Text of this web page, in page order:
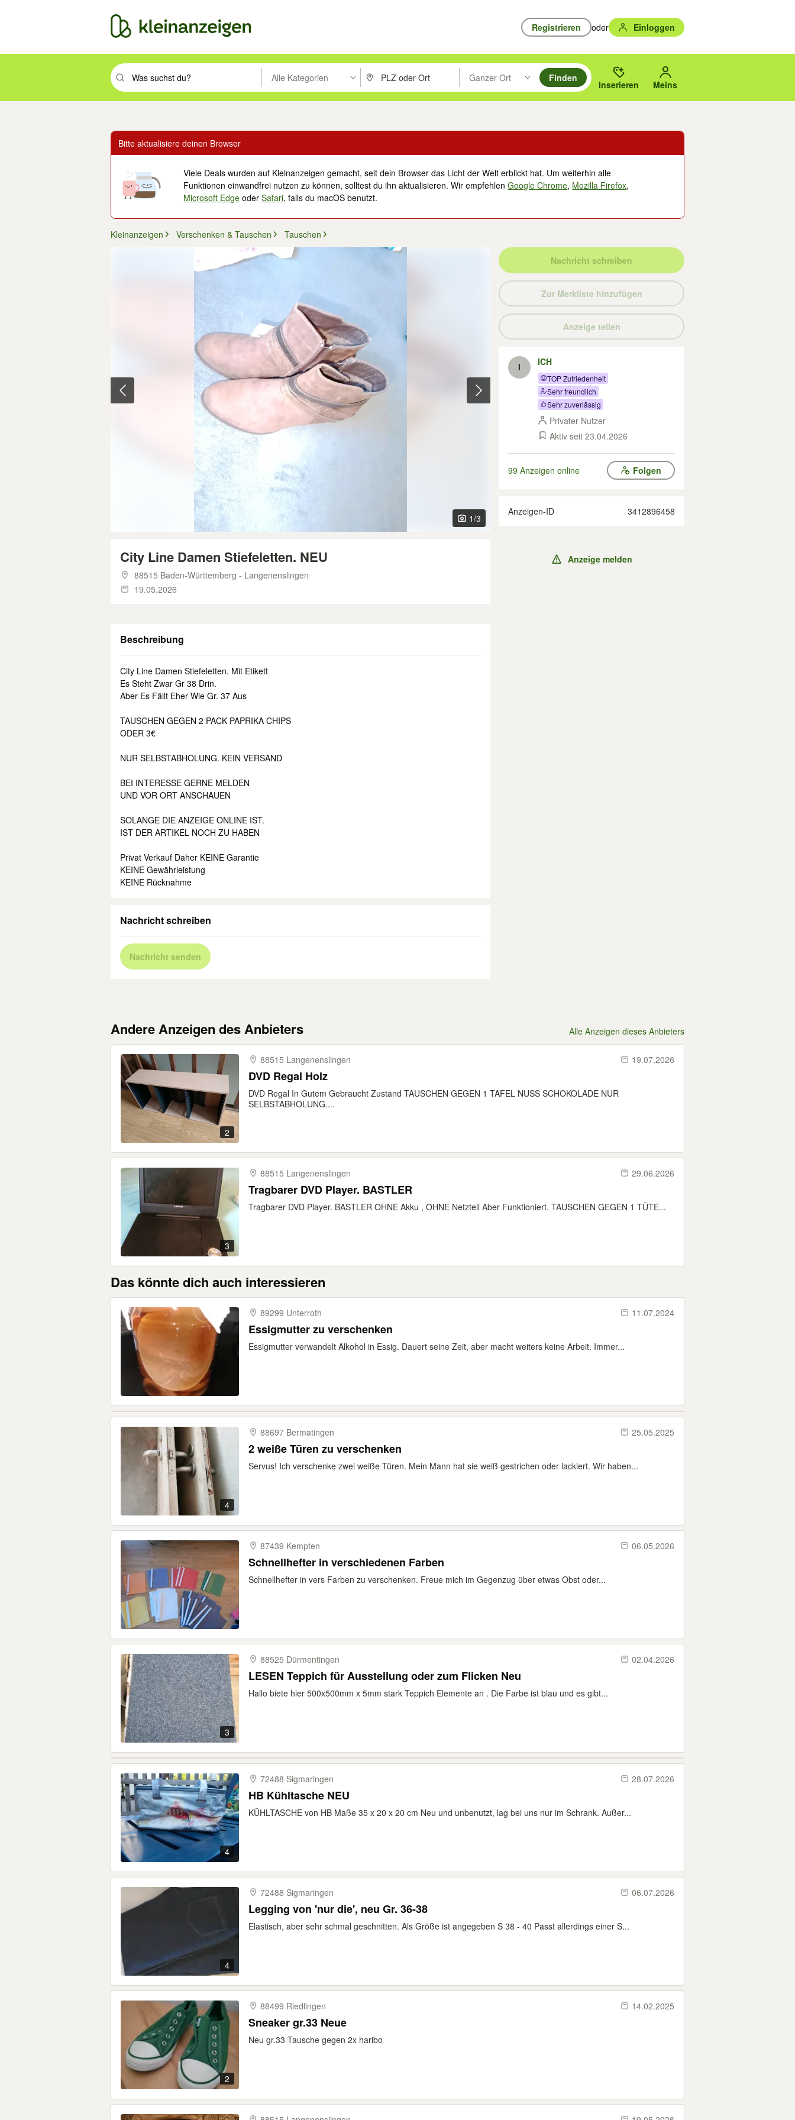
Registrieren oder Einloggen
Suchbegriff eingeben. Eingabetaste drücken um zu suchen, oder Vorschläge mit den Pfeiltasten nach oben/unten durchsuchen und mit Eingabetaste auswählen.
Alle Kategorien PLZ oder Ort eingeben. Eingabetaste drücken um zu suchen, oder Vorschläge mit den Pfeiltasten nach oben/
Ganzer Ort
Suche im Umkreis des gewählten Orts oder PLZ.
Finden
Inserieren Meins
Bitte aktualisiere deinen Browser
Viele Deals wurden auf Kleinanzeigen gemacht, seit dein Browser das Licht der Welt erblickt hat. Um weiterhin alle
Funktionen einwandfrei nutzen zu können, solltest du ihn aktualisieren. Wir empfehlenGoogle Chrome, Mozilla Firefox,
Microsoft Edge oderSafari, falls du macOS benutzt.
Kleinanzeigen Verschenken & Tauschen Tauschen
1/3
City Line Damen Stiefeletten. NEU
88515 Baden-Württemberg - Langenenslingen
19.05.2026
Beschreibung
City Line Damen Stiefeletten. Mit Etikett
Es Steht Zwar Gr 38 Drin.
Aber Es Fällt Eher Wie Gr. 37 Aus
TAUSCHEN GEGEN 2 PACK PAPRIKA CHIPS
ODER 3€
NUR SELBSTABHOLUNG. KEIN VERSAND
BEI INTERESSE GERNE MELDEN
UND VOR ORT ANSCHAUEN
SOLANGE DIE ANZEIGE ONLINE IST.
IST DER ARTIKEL NOCH ZU HABEN
Privat Verkauf Daher KEINE Garantie
KEINE Gewährleistung
KEINE Rücknahme
Nachricht schreiben
Nachricht senden
Nachricht schreiben
Zur Merkliste hinzufügen
Anzeige teilen
I ICH
TOP Zufriedenheit
Sehr freundlich
Sehr zuverlässig
Privater Nutzer
Aktiv seit 23.04.2026
99 Anzeigen online Folgen
Anzeigen-ID 3412896458
Anzeige melden
Andere Anzeigen des Anbieters Alle Anzeigen dieses Anbieters
2
88515 Langenenslingen 19.07.2026
DVD Regal Holz
DVD Regal In Gutem Gebraucht Zustand TAUSCHEN GEGEN 1 TAFEL NUSS SCHOKOLADE NUR
SELBSTABHOLUNG....
3
88515 Langenenslingen 29.06.2026
Tragbarer DVD Player. BASTLER
Tragbarer DVD Player. BASTLER OHNE Akku , OHNE Netzteil Aber Funktioniert. TAUSCHEN GEGEN 1 TÜTE...
Das könnte dich auch interessieren
89299 Unterroth 11.07.2024
Essigmutter zu verschenken
Essigmutter verwandelt Alkohol in Essig. Dauert seine Zeit, aber macht weiters keine Arbeit. Immer...
4
88697 Bermatingen 25.05.2025
2 weiße Türen zu verschenken
Servus! Ich verschenke zwei weiße Türen. Mein Mann hat sie weiß gestrichen oder lackiert. Wir haben...
87439 Kempten 06.05.2026
Schnellhefter in verschiedenen Farben
Schnellhefter in vers Farben zu verschenken. Freue mich im Gegenzug über etwas Obst oder...
3
88525 Dürmentingen 02.04.2026
LESEN Teppich für Ausstellung oder zum Flicken Neu
Hallo biete hier 500x500mm x 5mm stark Teppich Elemente an . Die Farbe ist blau und es gibt...
4
72488 Sigmaringen 28.07.2026
HB Kühltasche NEU
KÜHLTASCHE von HB Maße 35 x 20 x 20 cm Neu und unbenutzt, lag bei uns nur im Schrank. Außer...
4
72488 Sigmaringen 06.07.2026
Legging von 'nur die', neu Gr. 36-38
Elastisch, aber sehr schmal geschnitten. Als Größe ist angegeben S 38 - 40 Passt allerdings einer S...
2
88499 Riedlingen 14.02.2025
Sneaker gr.33 Neue
Neu gr.33 Tausche gegen 2x haribo